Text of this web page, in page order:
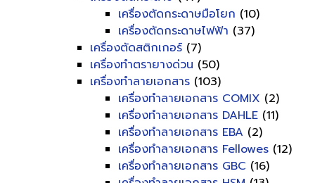
เครื่องตัดกระดาษมือโยก (10)
เครื่องตัดกระดาษไฟฟ้า (37)
เครื่องตัดสติกเกอร์ (7)
เครื่องทำตรายางด่วน (50)
เครื่องทำลายเอกสาร (103)
เครื่องทำลายเอกสาร COMIX (2)
เครื่องทำลายเอกสาร DAHLE (11)
เครื่องทำลายเอกสาร EBA (2)
เครื่องทำลายเอกสาร Fellowes (12)
เครื่องทำลายเอกสาร GBC (16)